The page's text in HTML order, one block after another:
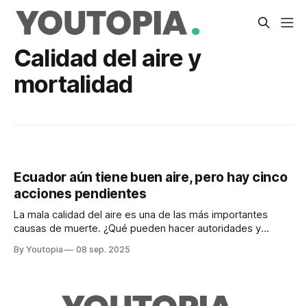
Calidad del aire y
mortalidad
Ecuador aún tiene buen aire, pero hay cinco
acciones pendientes
La mala calidad del aire es una de las más importantes
causas de muerte. ¿Qué pueden hacer autoridades y
By Youtopia 08 sep. 2025